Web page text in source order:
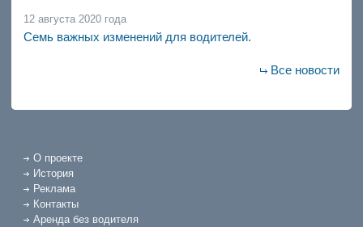
12 августа 2020 года
Семь важных изменений для водителей.
Все новости
О проекте
История
Реклама
Контакты
Аренда без водителя